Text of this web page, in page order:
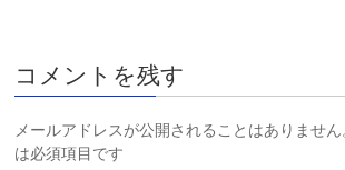
コメントを残す
メールアドレスが公開されることはありません
は必須項目です